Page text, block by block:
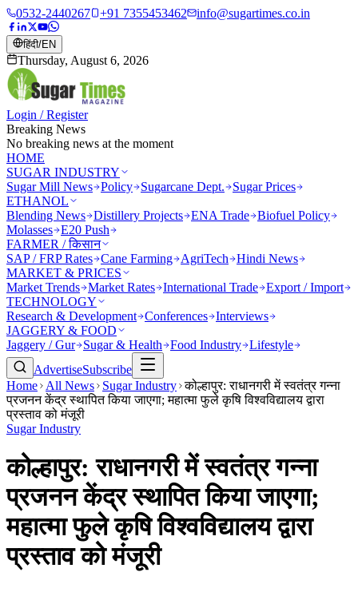
0532-2440267 +91 7355453462 info@sugartimes.co.in
हिंदी/EN
Thursday, August 6, 2026
Login / Register
Breaking News
No breaking news at the moment
HOME
SUGAR INDUSTRY
Sugar Mill News Policy Sugarcane Dept.
Sugar Prices
ETHANOL
Blending News Distillery Projects ENA Trade Biofuel Policy
Molasses E20 Push
FARMER / किसान
SAP / FRP Rates Cane Farming AgriTech
Hindi News
MARKET & PRICES
Market Trends Market Rates International Trade Export / Import
TECHNOLOGY
Research & Development Conferences Interviews
JAGGERY & FOOD
Jaggery / Gur
Sugar & Health Food Industry Lifestyle
AdvertiseSubscribe
Home
All News Sugar Industry कोल्हापुर: राधानगरी में स्वतंत्र गन्ना
प्रजनन केंद्र स्थापित किया जाएगा; महात्मा फुले कृषि विश्वविद्यालय द्वारा
प्रस्ताव को मंजूरी
Sugar Industry
कोल्हापुर: राधानगरी में स्वतंत्र गन्ना
प्रजनन केंद्र स्थापित किया जाएगा;
महात्मा फुले कृषि विश्वविद्यालय द्वारा
प्रस्ताव को मंजूरी